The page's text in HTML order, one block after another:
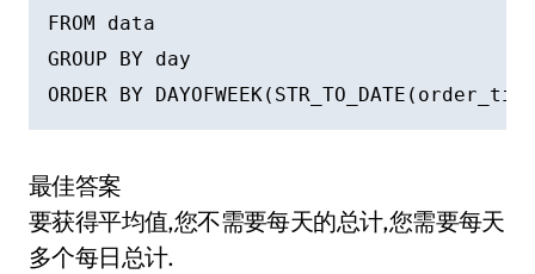
FROM data
GROUP BY day
最佳答案
要获得平均值,您不需要每天的总计,您需要每天
多个每日总计.